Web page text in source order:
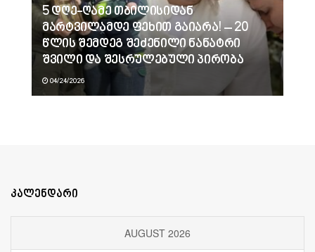
5 დღე-ღამე თბილისიდან
მარტვილამდე ფეხით გაიარა! – 20
წლის შემდეგ შეძენილი ნანატრი
შვილი და შესრულებული პირობა
04/24/2026
კალენდარი
AUGUST 2026